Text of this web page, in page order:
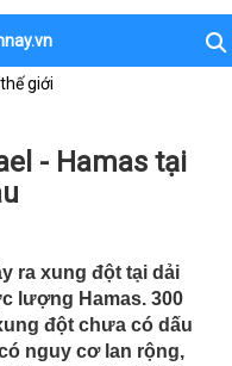
giới
- Hamas tại
ra xung đột tại dải
lượng Hamas. 300
đột chưa có dấu
nguy cơ lan rộng,